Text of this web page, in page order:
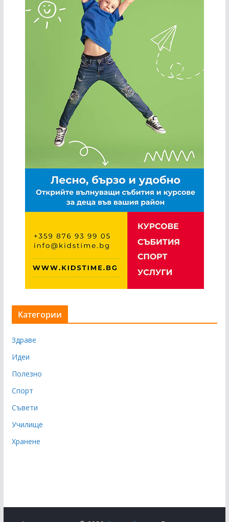
Категории
Здраве
Идеи
Полезно
Спорт
Съвети
Училище
Хранене